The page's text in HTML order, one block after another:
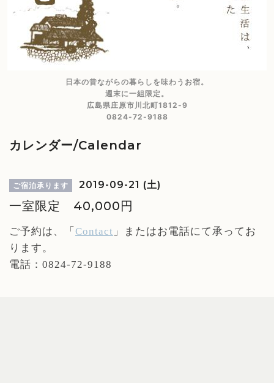
日本の昔ながらの暮らしを味わうお宿。
週末に一組限定。
広島県庄原市川北町1812-9
0824-72-9188
カレンダー/Calendar
ご宿泊承ります 2019-09-21 (土)
一室限定 40,000円
ご予約は、「 Contact 」
またはお電話にて承ってお
ります。
電話：0824-72-9188